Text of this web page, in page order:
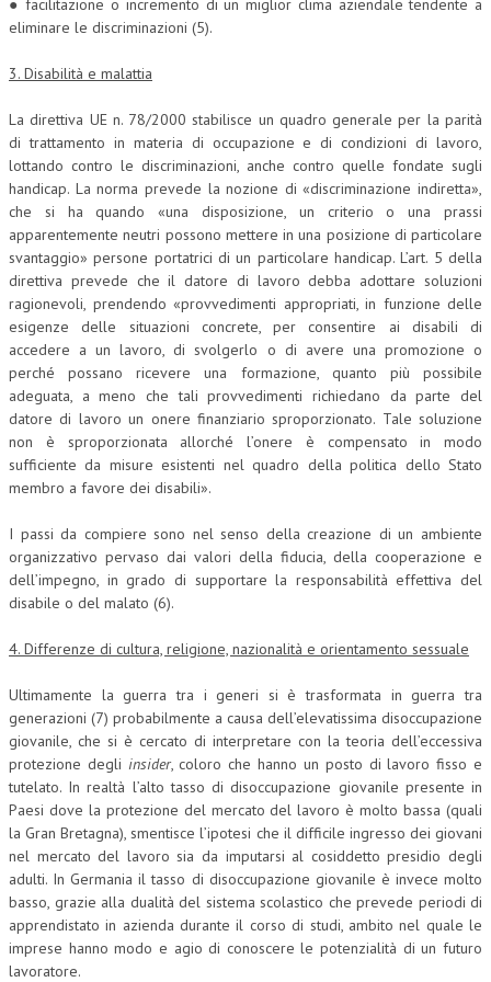
● facilitazione o incremento di un miglior clima aziendale tendente a
eliminare le discriminazioni (5).
3. Disabilità e malattia
La direttiva UE n. 78/2000 stabilisce un quadro generale per la parità
di trattamento in materia di occupazione e di condizioni di lavoro,
lottando contro le discriminazioni, anche contro quelle fondate sugli
handicap. La norma prevede la nozione di «discriminazione indiretta»,
che si ha quando «una disposizione, un criterio o una prassi
apparentemente neutri possono mettere in una posizione di particolare
svantaggio» persone portatrici di un particolare handicap. L’art. 5 della
direttiva prevede che il datore di lavoro debba adottare soluzioni
ragionevoli, prendendo «provvedimenti appropriati, in funzione delle
esigenze delle situazioni concrete, per consentire ai disabili di
accedere a un lavoro, di svolgerlo o di avere una promozione o
perché possano ricevere una formazione, quanto più possibile
adeguata, a meno che tali provvedimenti richiedano da parte del
datore di lavoro un onere finanziario sproporzionato. Tale soluzione
non è sproporzionata allorché l’onere è compensato in modo
sufficiente da misure esistenti nel quadro della politica dello Stato
membro a favore dei disabili».
I passi da compiere sono nel senso della creazione di un ambiente
organizzativo pervaso dai valori della fiducia, della cooperazione e
dell’impegno, in grado di supportare la responsabilità effettiva del
disabile o del malato (6).
4. Differenze di cultura, religione, nazionalità e orientamento sessuale
Ultimamente la guerra tra i generi si è trasformata in guerra tra
generazioni (7) probabilmente a causa dell’elevatissima disoccupazione
giovanile, che si è cercato di interpretare con la teoria dell’eccessiva
protezione degli insider, coloro che hanno un posto di lavoro fisso e
tutelato. In realtà l’alto tasso di disoccupazione giovanile presente in
Paesi dove la protezione del mercato del lavoro è molto bassa (quali
la Gran Bretagna), smentisce l’ipotesi che il difficile ingresso dei giovani
nel mercato del lavoro sia da imputarsi al cosiddetto presidio degli
adulti. In Germania il tasso di disoccupazione giovanile è invece molto
basso, grazie alla dualità del sistema scolastico che prevede periodi di
apprendistato in azienda durante il corso di studi, ambito nel quale le
imprese hanno modo e agio di conoscere le potenzialità di un futuro
lavoratore.